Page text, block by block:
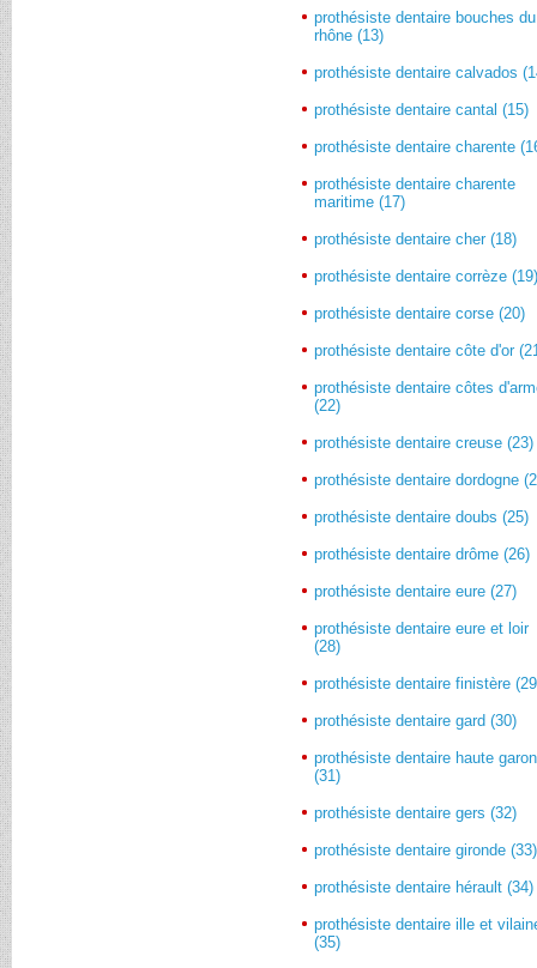
prothésiste dentaire bouches du
rhône (13)
prothésiste dentaire calvados
prothésiste dentaire cantal (15)
prothésiste dentaire charente
prothésiste dentaire charente
maritime (17)
prothésiste dentaire cher (18)
prothésiste dentaire corrèze
prothésiste dentaire corse (20)
prothésiste dentaire côte d'or
prothésiste dentaire côtes
(22)
prothésiste dentaire creuse (23)
prothésiste dentaire dordogne
prothésiste dentaire doubs (25)
prothésiste dentaire drôme (26)
prothésiste dentaire eure (27)
prothésiste dentaire eure et loir
(28)
prothésiste dentaire finistère
prothésiste dentaire gard (30)
prothésiste dentaire haute
(31)
prothésiste dentaire gers (32)
prothésiste dentaire gironde (33)
prothésiste dentaire hérault (34)
prothésiste dentaire ille et
(35)